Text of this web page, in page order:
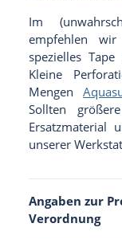
Im
empfehlen
spezielles
Kleine
Mengen
Sollten
Ersatzmaterial
unserer
Angaben zur
Verordnung